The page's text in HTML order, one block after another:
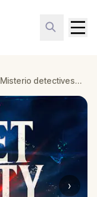
Misterio detectivesco: ¡Infiltra en una sociedad secreta!
›